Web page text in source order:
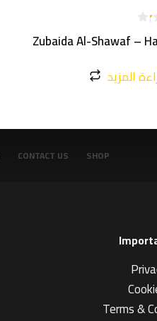
Zubaida Al-Shawaf –
المزيد
SHOP
CONTACT US
Terms &